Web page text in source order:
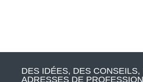
DES IDÉES, DES CONSEILS,
ADRESSES DE